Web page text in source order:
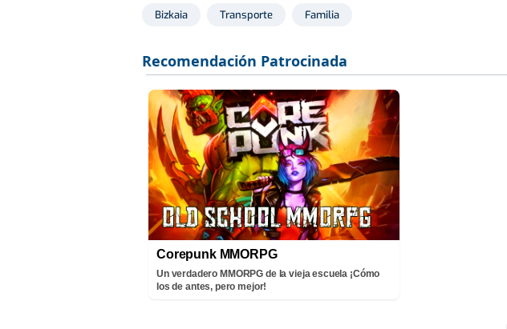
Bizkaia Transporte Familia
Corepunk MMORPG
Un verdadero MMORPG de la vieja escuela ¡Cómo
los de antes, pero mejor!